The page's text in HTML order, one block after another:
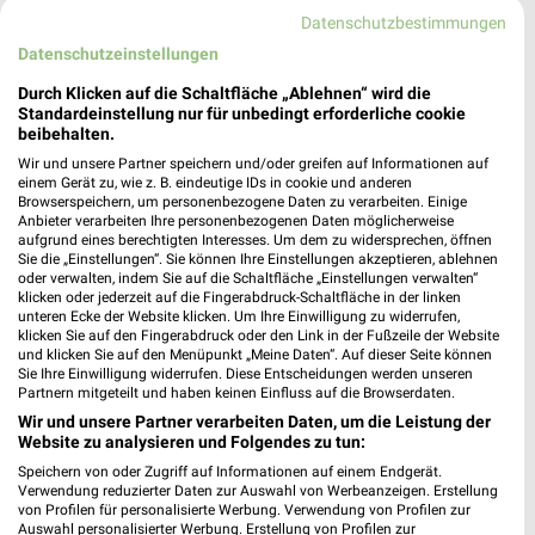
11,4 km
Angebote ab 06.08.
Gültig bis Mi. 12.08.
6,5 km
Angebote ab 03.08.
Noch morgen gültig
Markant famila
Datenschutzbestimmungen
Datenschutzeinstellungen
Durch Klicken auf die Schaltfläche „Ablehnen“ wird die
Standardeinstellung nur für unbedingt erforderliche cookie
beibehalten.
Wir und unsere Partner speichern und/oder greifen auf Informationen auf
einem Gerät zu, wie z. B. eindeutige IDs in cookie und anderen
Browserspeichern, um personenbezogene Daten zu verarbeiten. Einige
Anbieter verarbeiten Ihre personenbezogenen Daten möglicherweise
aufgrund eines berechtigten Interesses. Um dem zu widersprechen, öffnen
Sie die „Einstellungen“. Sie können Ihre Einstellungen akzeptieren, ablehnen
oder verwalten, indem Sie auf die Schaltfläche „Einstellungen verwalten“
klicken oder jederzeit auf die Fingerabdruck-Schaltfläche in der linken
unteren Ecke der Website klicken. Um Ihre Einwilligung zu widerrufen,
klicken Sie auf den Fingerabdruck oder den Link in der Fußzeile der Website
und klicken Sie auf den Menüpunkt „Meine Daten“. Auf dieser Seite können
Sie Ihre Einwilligung widerrufen. Diese Entscheidungen werden unseren
Partnern mitgeteilt und haben keinen Einfluss auf die Browserdaten.
Wir und unsere Partner verarbeiten Daten, um die Leistung der
Website zu analysieren und Folgendes zu tun:
Speichern von oder Zugriff auf Informationen auf einem Endgerät.
Verwendung reduzierter Daten zur Auswahl von Werbeanzeigen. Erstellung
von Profilen für personalisierte Werbung. Verwendung von Profilen zur
Auswahl personalisierter Werbung. Erstellung von Profilen zur